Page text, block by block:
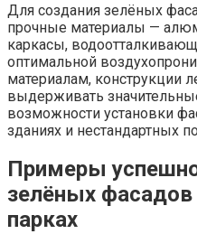
Для создания зелёных
прочные материалы —
каркасы,
оптимальной
материалам, конструкции
выдерживать
возможности установки
зданиях и нестандартных
Примеры
зелёных фасадов
парках